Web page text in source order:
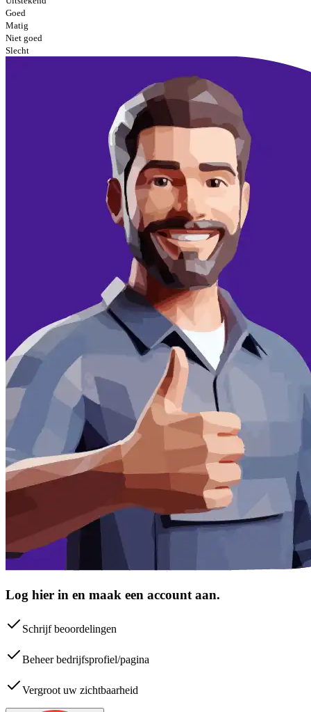
Goed
Matig
Niet goed
Slecht
Log hier in en maak een account aan.
Schrijf beoordelingen
Beheer bedrijfsprofiel/pagina
Vergroot uw zichtbaarheid